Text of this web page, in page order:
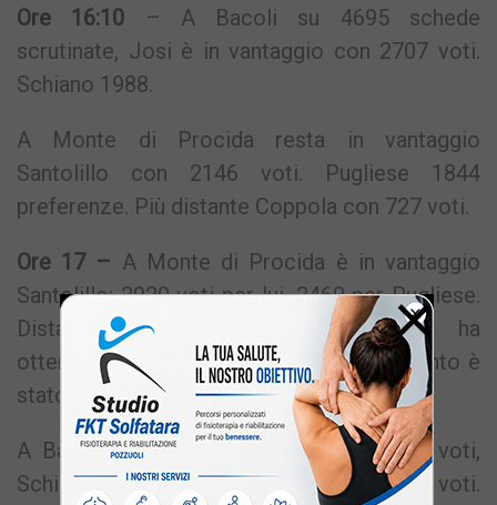
Ore 16:10 – A Bacoli su 4695 schede
scrutinate, Josi è in vantaggio con 2707 voti.
Schiano 1988.
A Monte di Procida resta in vantaggio
Santolillo con 2146 voti. Pugliese 1844
preferenze. Più distante Coppola con 727 voti.
Ore 17 – A Monte di Procida è in vantaggio
Santolillo: 2920 voti per lui, 2460 per Pugliese.
Distaccata nettamente Coppola che ha
ottenuto finora 992 preferenze. Al momento è
stato scrutinato l’82,92% delle schede.
A Bacoli Josi è in vantaggio con 4342 voti,
Schiano ha incassato finora 3250 voti.
×